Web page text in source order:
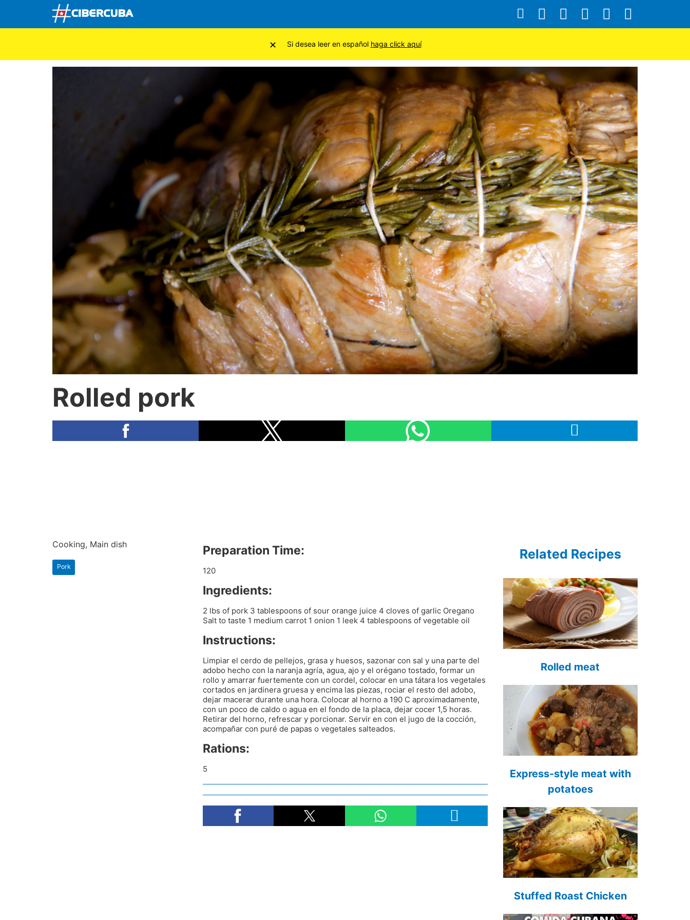
Rolled pork
Cooking, Main dish
Pork
Preparation Time:
120
Ingredients:
2 lbs of pork 3 tablespoons of sour orange juice 4 cloves of garlic Oregano
Salt to taste 1 medium carrot 1 onion 1 leek 4 tablespoons of vegetable oil
Instructions:
Limpiar el cerdo de pellejos, grasa y huesos, sazonar con sal y una parte del
adobo hecho con la naranja agría, agua, ajo y el orégano tostado, formar un
rollo y amarrar fuertemente con un cordel, colocar en una tátara los vegetales
cortados en jardinera gruesa y encima las piezas, rociar el resto del adobo,
dejar macerar durante una hora. Colocar al horno a 190 C aproximadamente,
con un poco de caldo o agua en el fondo de la placa, dejar cocer 1,5 horas.
Retirar del horno, refrescar y porcionar. Servir en con el jugo de la cocción,
acompañar con puré de papas o vegetales salteados.
Rations:
5
Related Recipes
Rolled meat
Express-style meat with
potatoes
Stuffed Roast Chicken
× Si desea leer en español haga click aquí